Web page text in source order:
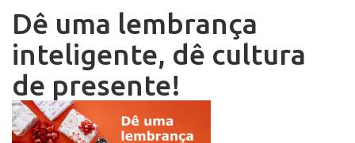
Dê uma lembrança
inteligente, dê cultura
de presente!